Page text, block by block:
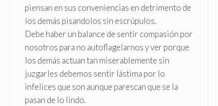
piensan en sus conveniencias en detrimento de
los demás pisandolos sin escrúpulos.
Debe haber un balance de sentir compasión por
nosotros para no autoflagelarnos y ver porque
los demás actuan tan miserablemente sin
juzgarles debemos sentir lástima por lo
infelices que son aunque parescan que se la
pasan de lo lindo.